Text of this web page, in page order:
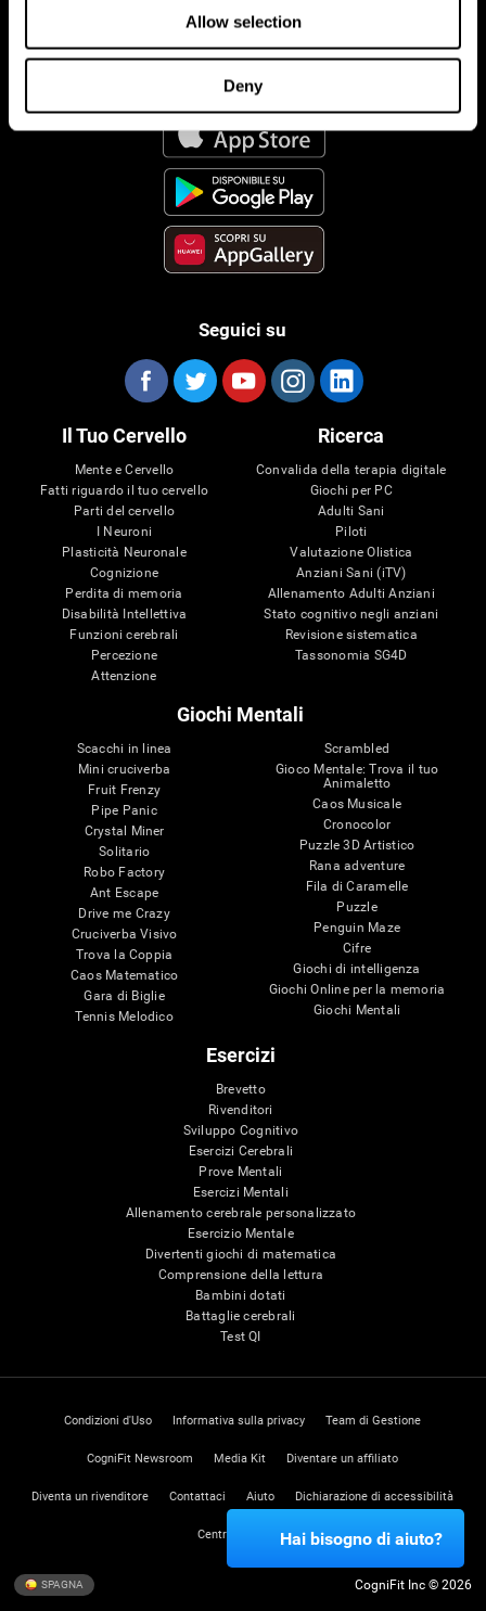
Allow selection
Deny
App Di CogniFit
Seguici su
Il Tuo Cervello
Mente e Cervello
Fatti riguardo il tuo cervello
Parti del cervello
I Neuroni
Plasticità Neuronale
Cognizione
Perdita di memoria
Disabilità Intellettiva
Funzioni cerebrali
Percezione
Attenzione
Ricerca
Convalida della terapia digitale
Giochi per PC
Adulti Sani
Piloti
Valutazione Olistica
Anziani Sani (iTV)
Allenamento Adulti Anziani
Stato cognitivo negli anziani
Revisione sistematica
Tassonomia SG4D
Giochi Mentali
Scacchi in linea
Mini cruciverba
Fruit Frenzy
Pipe Panic
Crystal Miner
Solitario
Robo Factory
Ant Escape
Drive me Crazy
Cruciverba Visivo
Trova la Coppia
Caos Matematico
Gara di Biglie
Tennis Melodico
Scrambled
Gioco Mentale: Trova il tuo
Animaletto
Caos Musicale
Cronocolor
Puzzle 3D Artistico
Rana adventure
Fila di Caramelle
Puzzle
Penguin Maze
Cifre
Giochi di intelligenza
Giochi Online per la memoria
Giochi Mentali
Esercizi
Brevetto
Rivenditori
Sviluppo Cognitivo
Esercizi Cerebrali
Prove Mentali
Esercizi Mentali
Allenamento cerebrale personalizzato
Esercizio Mentale
Divertenti giochi di matematica
Comprensione della lettura
Bambini dotati
Battaglie cerebrali
Test QI
Condizioni d'Uso Informativa sulla privacy Team di Gestione
CogniFit Newsroom Media Kit Diventare un affiliato
Diventa un rivenditore Contattaci Aiuto Dichiarazione di accessibilità
Centro di Fiducia
SPAGNA CogniFit Inc © 2026
Hai bisogno di aiuto?